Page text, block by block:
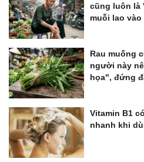
cũng luôn là
muỗi lao
Rau muống
người này
họa", đứng
Vitamin B1
nhanh khi